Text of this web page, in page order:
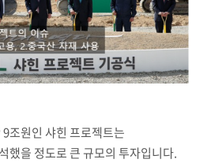
조원인 샤힌 프로젝트는
했을 정도로 큰 규모의 투자입니다.